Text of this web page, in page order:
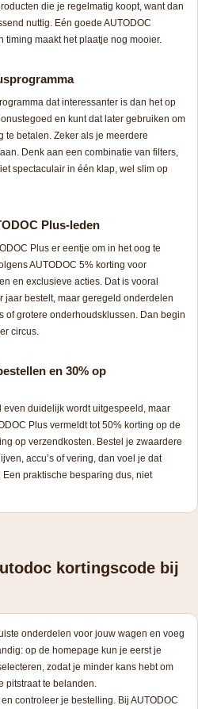
die je regelmatig koopt, want dan
nuttig. Eén goede AUTODOC
timing maakt het plaatje nog mooier.
dat interessanter is dan het op
en kunt dat later gebruiken om
te betalen. Zeker als je meerdere
Denk aan een combinatie van filters,
spectaculair in één klap, wel slim op
Plus-leden
Plus er eentje om in het oog te
AUTODOC 5% korting voor
en exclusieve acties. Dat is vooral
jaar bestelt, maar geregeld onderdelen
of grotere onderhoudsklussen. Dan begin
circus.
en 30% op
even duidelijk wordt uitgespeeld, maar
Plus vermeldt tot 50% korting op de
op verzendkosten. Bestel je zwaardere
accu’s of vering, dan voel je dat
praktische besparing dus, niet
kortingscode bij
onderdelen voor jouw wagen en voeg
op de homepage kun je eerst je
zodat je minder kans hebt om
pitstraat te belanden.
controleer je bestelling. Bij AUTODOC